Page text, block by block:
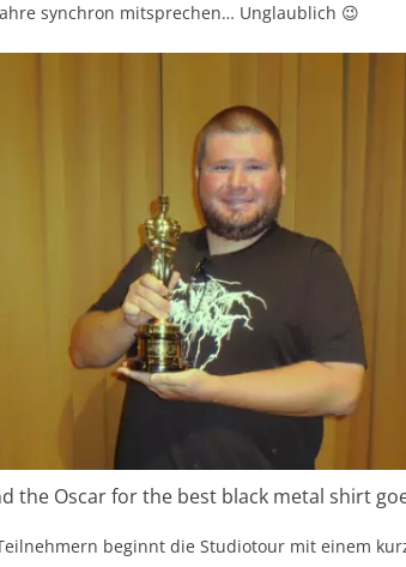
synchron mitsprechen… Unglaublich 😉
the Oscar for the best black metal shirt
beginnt die Studiotour mit einem